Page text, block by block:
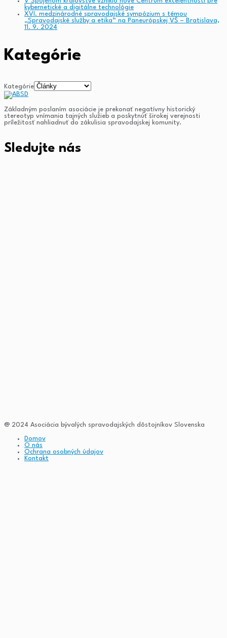
kybernetické a digitálne technológie
XVI. medzinárodné spravodajské sympózium s témou
„Spravodajské služby a etika“ na Paneurópskej VŠ – Bratislava,
11. 9. 2024
Kategórie
Kategórie
Základným poslaním asociácie je prekonať negatívny historický
stereotyp vnímania tajných služieb a poskytnúť širokej verejnosti
príležitosť nahliadnuť do zákulisia spravodajskej komunity.
Sledujte nás
@ 2024 Asociácia bývalých spravodajských dôstojníkov Slovenska
Domov
O nás
Ochrana osobných údajov
Kontakt